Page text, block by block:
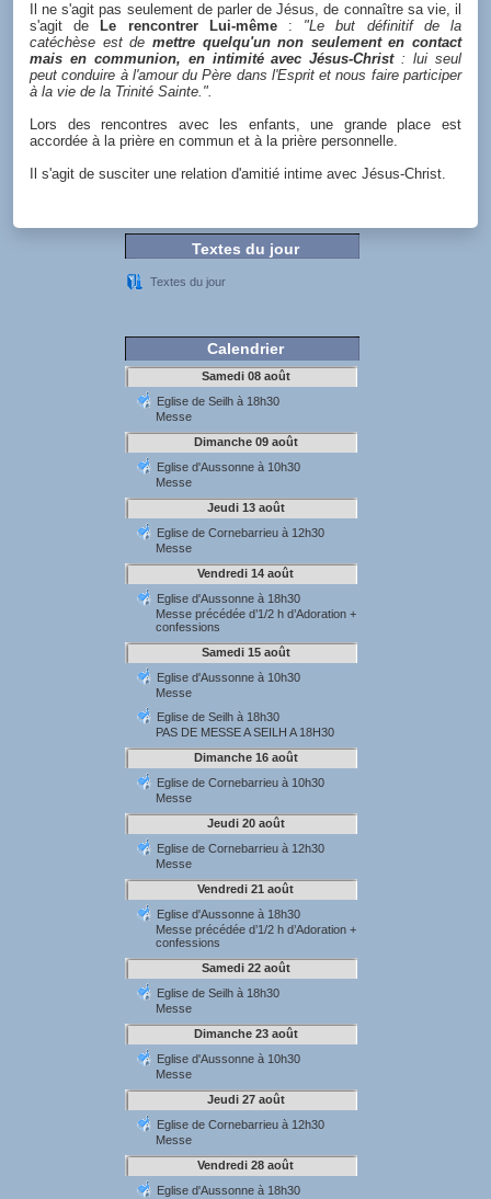
Il ne s'agit pas seulement de parler de Jésus, de connaître sa vie, il
s'agit de
Le rencontrer Lui-même : "Le but définitif de la
catéchèse est de mettre quelqu'un non seulement en contact
mais en communion, en intimité avec Jésus-Christ: lui seul
peut conduire à l'amour du Père dans l'Esprit et nous faire participer
à la vie de la Trinité Sainte.".
Lors des rencontres avec les enfants, une grande place est
accordée à la prière en commun et à la prière personnelle.
Il s'agit de susciter une relation d'amitié intime avec Jésus-Christ.
Textes du jour
Textes du jour